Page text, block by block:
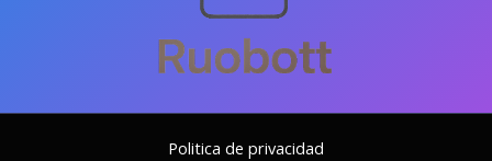
Politica de privacidad